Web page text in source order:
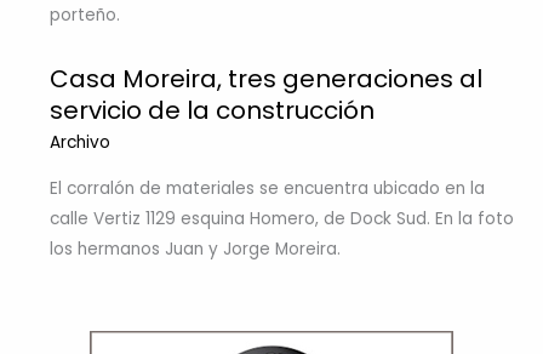
porteño.
Casa Moreira, tres generaciones al
servicio de la construcción
Archivo
El corralón de materiales se encuentra ubicado en la
calle Vertiz 1129 esquina Homero, de Dock Sud. En la foto
los hermanos Juan y Jorge Moreira.